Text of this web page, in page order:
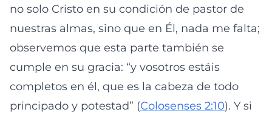
no solo Cristo en su condición de pastor de
nuestras almas, sino que en Él, nada me falta;
observemos que esta parte también se
cumple en su gracia: “y vosotros estáis
completos en él, que es la cabeza de todo
principado y potestad” (Colosenses 2:10). Y si